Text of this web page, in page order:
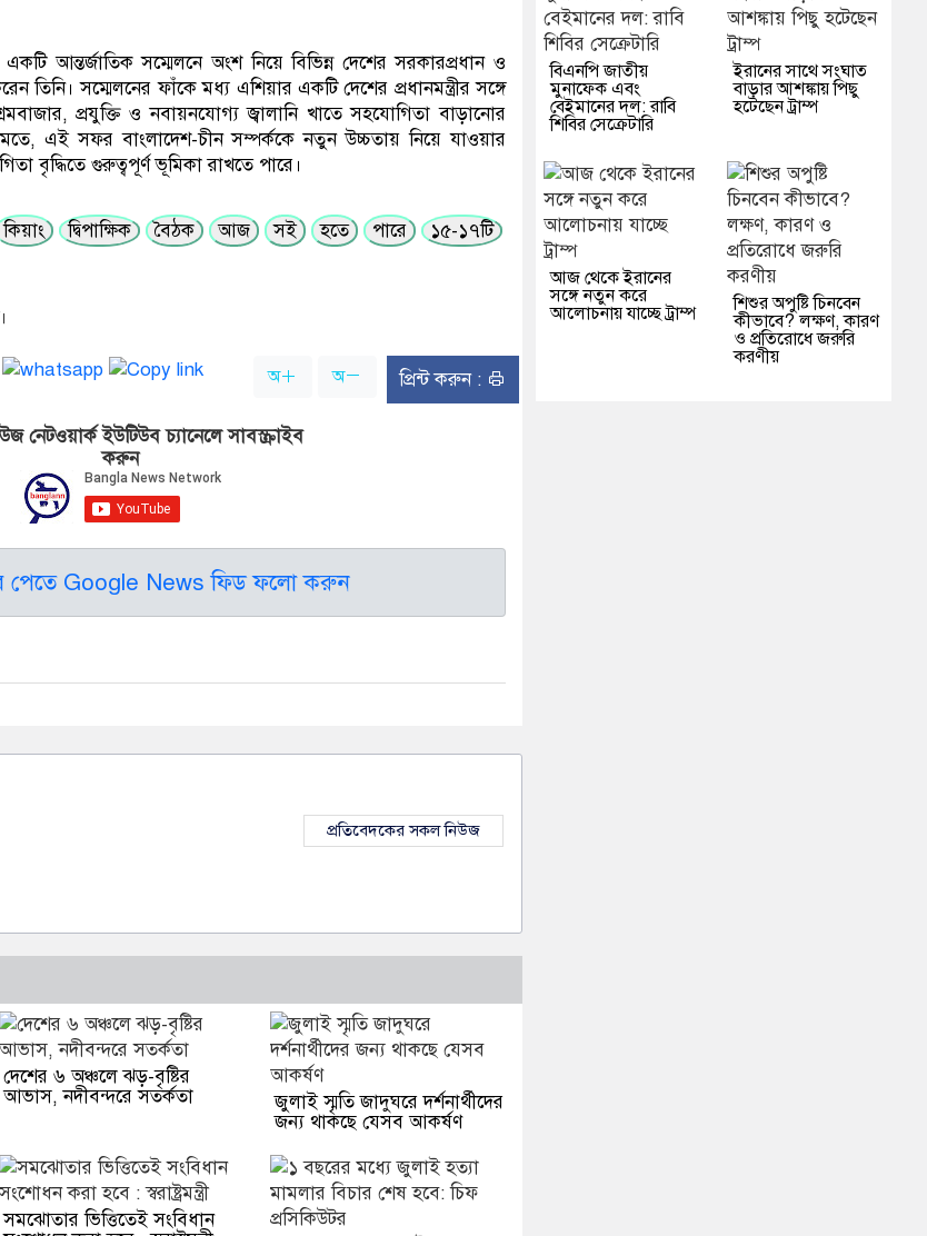
আন্তর্জাতিক সম্মেলনে অংশ নিয়ে বিভিন্ন দেশের সরকারপ্রধান ও
তিনি। সম্মেলনের ফাঁকে মধ্য এশিয়ার একটি দেশের প্রধানমন্ত্রীর সঙ্গে
প্রযুক্তি ও নবায়নযোগ্য জ্বালানি খাতে সহযোগিতা বাড়ানোর
এই সফর বাংলাদেশ-চীন সম্পর্ককে নতুন উচ্চতায় নিয়ে যাওয়ার
বৃদ্ধিতে গুরুত্বপূর্ণ ভূমিকা রাখতে পারে।
কিয়াং দ্বিপাক্ষিক বৈঠক আজ সই হতে পারে
১৫-১৭টি
অ অ প্রিন্ট করুন :
নেটওয়ার্ক ইউটিউব চ্যানেলে সাবস্ক্রাইব
করুন
পেতে Google News ফিড ফলো করুন
প্রতিবেদকের সকল নিউজ
দেশের ৬ অঞ্চলে ঝড়-বৃষ্টির
আভাস, নদীবন্দরে সতর্কতা
জুলাই স্মৃতি জাদুঘরে দর্শনার্থীদের
জন্য থাকছে যেসব আকর্ষণ
সমঝোতার ভিত্তিতেই সংবিধান
বিএনপি জাতীয়
মুনাফেক এবং
বেইমানের দল: রাবি
শিবির সেক্রেটারি
ইরানের সাথে সংঘাত
বাড়ার আশঙ্কায় পিছু
হটেছেন ট্রাম্প
আজ থেকে ইরানের
সঙ্গে নতুন করে
আলোচনায় যাচ্ছে ট্রাম্প
শিশুর অপুষ্টি চিনবেন
কীভাবে? লক্ষণ, কারণ
ও প্রতিরোধে জরুরি
করণীয়